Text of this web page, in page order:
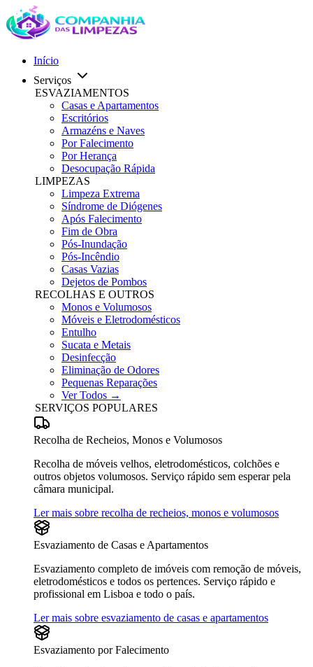
Início
Serviços
ESVAZIAMENTOS
Casas e Apartamentos
Escritórios
Armazéns e Naves
Por Falecimento
Por Herança
Desocupação Rápida
LIMPEZAS
Limpeza Extrema
Síndrome de Diógenes
Após Falecimento
Fim de Obra
Pós-Inundação
Pós-Incêndio
Casas Vazias
Dejetos de Pombos
RECOLHAS E OUTROS
Monos e Volumosos
Móveis e Eletrodomésticos
Entulho
Sucata e Metais
Desinfecção
Eliminação de Odores
Pequenas Reparações
Ver Todos →
SERVIÇOS POPULARES
Recolha de Recheios, Monos e Volumosos
Recolha de móveis velhos, eletrodomésticos, colchões e
outros objetos volumosos. Serviço rápido sem esperar pela
câmara municipal.
Ler mais sobre recolha de recheios, monos e volumosos
Esvaziamento de Casas e Apartamentos
Esvaziamento completo de imóveis com remoção de móveis,
eletrodomésticos e todos os pertences. Serviço rápido e
profissional em Lisboa e todo o país.
Ler mais sobre esvaziamento de casas e apartamentos
Esvaziamento por Falecimento